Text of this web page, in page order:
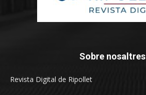
Sobre nosaltres
Revista Digital de Ripollet